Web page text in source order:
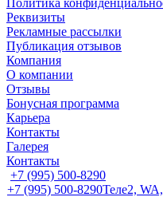
Политика
Реквизиты
Рекламные рассылки
Публикация отзывов
Компания
О компании
Отзывы
Бонусная программа
Карьера
Контакты
Галерея
Контакты
+7 (995) 500-8290
+7 (995) 500-8290Теле2,